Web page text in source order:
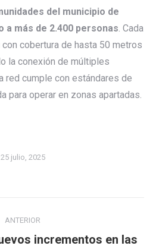
del municipio de
a más de 2.400 personas. Cada
cobertura de hasta 50 metros
la conexión de múltiples
cumple con estándares de
para operar en zonas apartadas.
25 julio, 2025
ANTERIOR
Publicación
incrementos en las